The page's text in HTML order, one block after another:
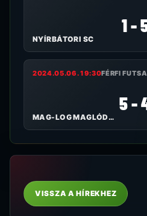
NYÍRBÁTORI SC
1 -
2024.05.06. 19:30FÉRFI
MAG-LOG MAGLÓDI TC
5 -
VISSZA A HÍREKHEZ